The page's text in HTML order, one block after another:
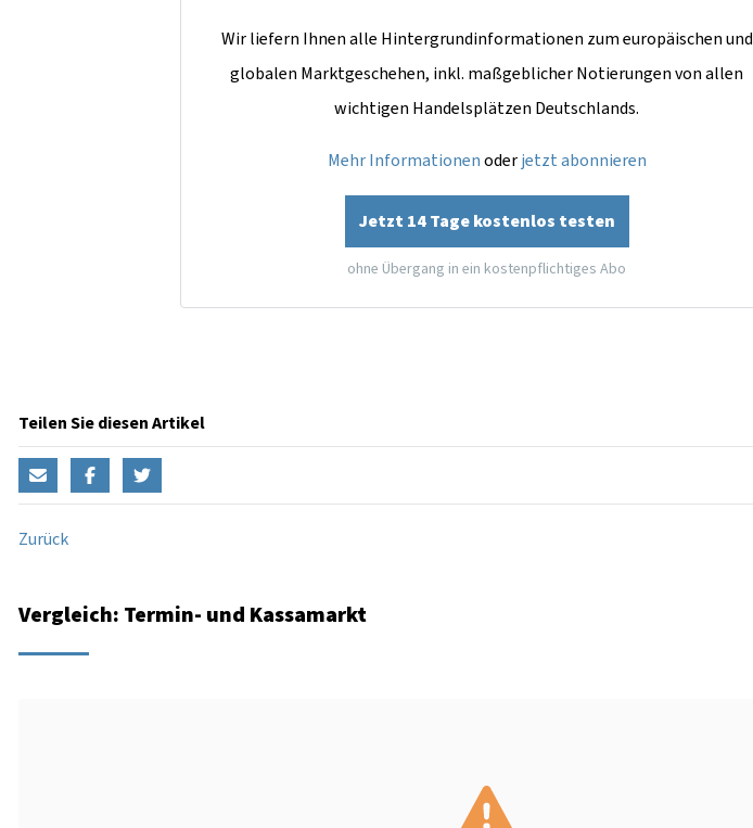
Wir liefern Ihnen alle Hintergrundinformationen zum europäischen und
globalen Marktgeschehen, inkl. maßgeblicher Notierungen von allen
wichtigen Handelsplätzen Deutschlands.
Mehr Informationenoderjetzt abonnieren
Jetzt 14 Tage kostenlos testen
ohne Übergang in ein kostenpflichtiges Abo
Teilen Sie diesen Artikel
Zurück
Vergleich: Termin- und Kassamarkt